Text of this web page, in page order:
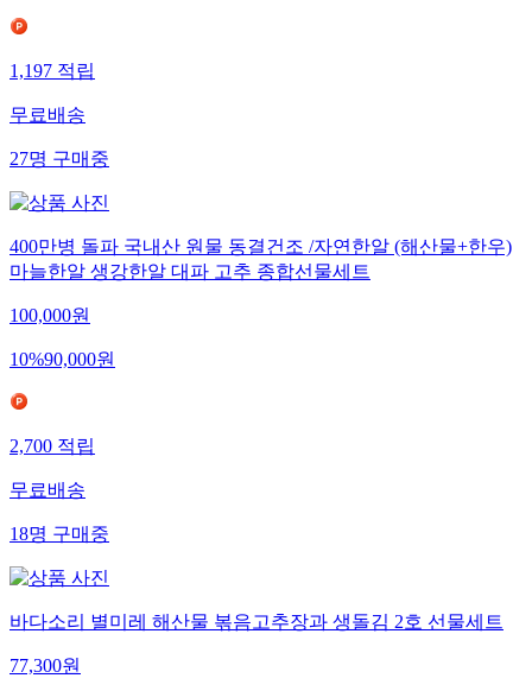
1,197적립
무료배송
27명구매중
400만병 돌파 국내산 원물 동결건조 /자연한알 (해산물+한우)
마늘한알 생강한알 대파 고추 종합선물세트
100,000원
10%90,000원
2,700적립
무료배송
18명구매중
바다소리 별미레 해산물 볶음고추장과 생돌김 2호 선물세트
77,300원